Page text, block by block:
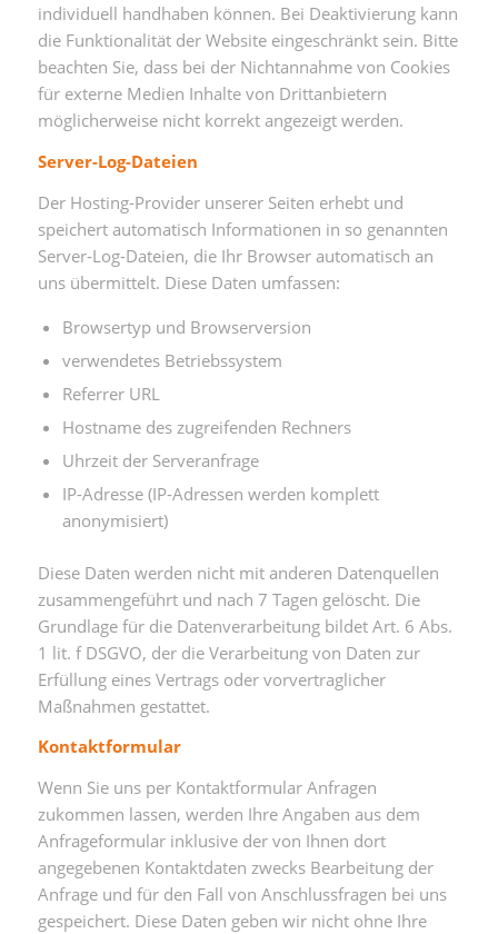
individuell handhaben können. Bei Deaktivierung kann
die Funktionalität der Website eingeschränkt sein. Bitte
beachten Sie, dass bei der Nichtannahme von Cookies
für externe Medien Inhalte von Drittanbietern
möglicherweise nicht korrekt angezeigt werden.
Server-Log-Dateien
Der Hosting-Provider unserer Seiten erhebt und
speichert automatisch Informationen in so genannten
Server-Log-Dateien, die Ihr Browser automatisch an
uns übermittelt. Diese Daten umfassen:
Browsertyp und Browserversion
verwendetes Betriebssystem
Referrer URL
Hostname des zugreifenden Rechners
Uhrzeit der Serveranfrage
IP-Adresse (IP-Adressen werden komplett
anonymisiert)
Diese Daten werden nicht mit anderen Datenquellen
zusammengeführt und nach 7 Tagen gelöscht. Die
Grundlage für die Datenverarbeitung bildet Art. 6 Abs.
1 lit. f DSGVO, der die Verarbeitung von Daten zur
Erfüllung eines Vertrags oder vorvertraglicher
Maßnahmen gestattet.
Kontaktformular
Wenn Sie uns per Kontaktformular Anfragen
zukommen lassen, werden Ihre Angaben aus dem
Anfrageformular inklusive der von Ihnen dort
angegebenen Kontaktdaten zwecks Bearbeitung der
Anfrage und für den Fall von Anschlussfragen bei uns
gespeichert. Diese Daten geben wir nicht ohne Ihre